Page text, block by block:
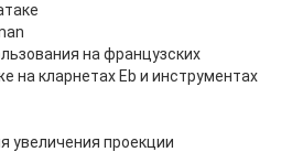
на французских
на кларнетах Eb и инструментах
увеличения проекции